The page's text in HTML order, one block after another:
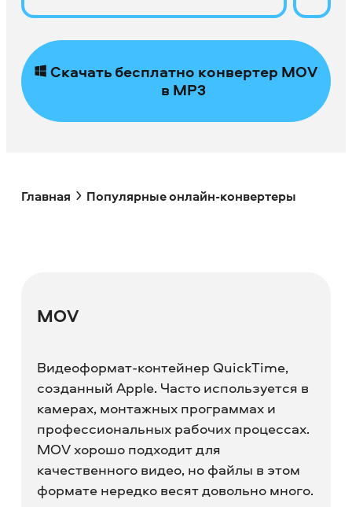
Скачать бесплатно конвертер MOV
в MP3
Главная Популярные онлайн-конвертеры
MOV
Видеоформат-контейнер QuickTime,
созданный Apple. Часто используется в
камерах, монтажных программах и
профессиональных рабочих процессах.
MOV хорошо подходит для
качественного видео, но файлы в этом
формате нередко весят довольно много.